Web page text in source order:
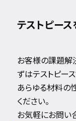
テストピース
お客様の課題解
ずはテストピー
あらゆる材料の
ください。
お気軽にお問い